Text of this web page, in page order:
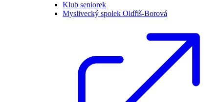
Klub seniorek
Myslivecký spolek Oldřiš-Borová